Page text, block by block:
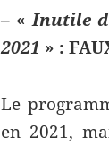
– « Inutile
2021 » :
Le
en 2021,